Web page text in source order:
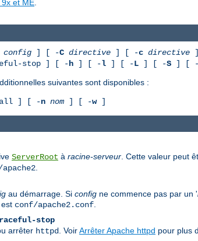
et ME.
config ] [ -C directive ] [ -c directive
stop ] [ -h ] [ -l ] [ -L ] [ -S ] [ -
suivantes sont disponibles :
] [ -n nom ] [ -w]
ServerRoot à racine-serveur . Cette valeur peut
au démarrage. Si config ne commence pas par un
est conf/apache2.conf
stop
arrêter httpd . VoirArrêter Apache httpd pour plus